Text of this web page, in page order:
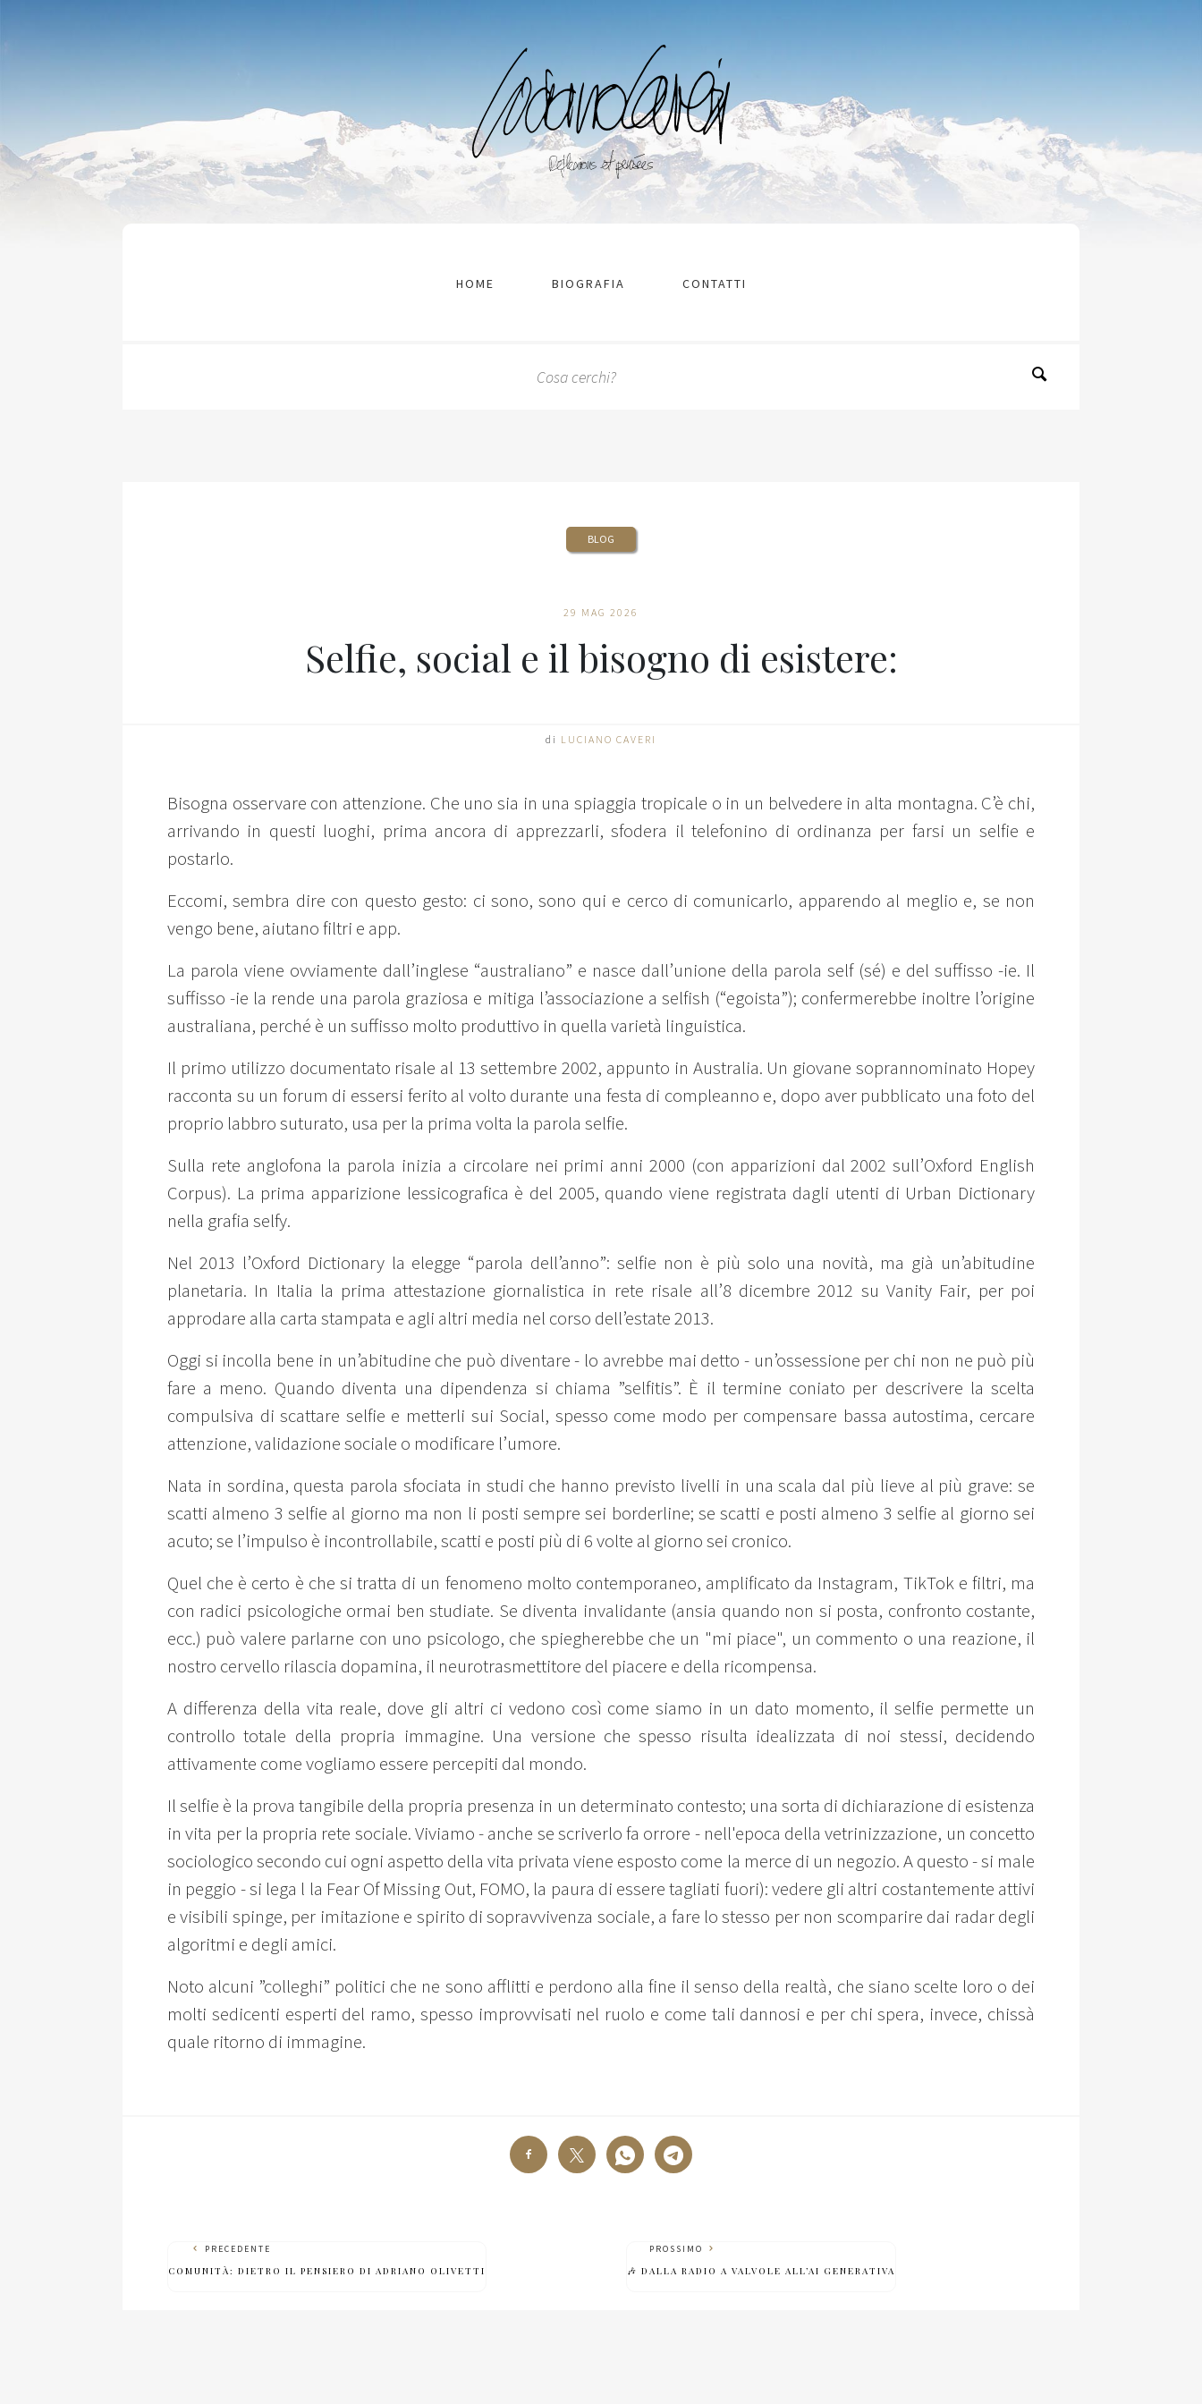
HOME BIOGRAFIA CONTATTI
BLOG
29 MAG 2026
Selfie, social e il bisogno di esistere:
di LUCIANO CAVERI
Bisogna osservare con attenzione. Che uno sia in una spiaggia tropicale o in un belvedere in alta montagna. C’è chi,
arrivando in questi luoghi, prima ancora di apprezzarli, sfodera il telefonino di ordinanza per farsi un selfie e
postarlo.
Eccomi, sembra dire con questo gesto: ci sono, sono qui e cerco di comunicarlo, apparendo al meglio e, se non
vengo bene, aiutano filtri e app.
La parola viene ovviamente dall’inglese “australiano” e nasce dall’unione della parola self (sé) e del suffisso -ie. Il
suffisso -ie la rende una parola graziosa e mitiga l’associazione a selfish (“egoista”); confermerebbe inoltre l’origine
australiana, perché è un suffisso molto produttivo in quella varietà linguistica.
Il primo utilizzo documentato risale al 13 settembre 2002, appunto in Australia. Un giovane soprannominato Hopey
racconta su un forum di essersi ferito al volto durante una festa di compleanno e, dopo aver pubblicato una foto del
proprio labbro suturato, usa per la prima volta la parola selfie.
Sulla rete anglofona la parola inizia a circolare nei primi anni 2000 (con apparizioni dal 2002 sull’Oxford English
Corpus). La prima apparizione lessicografica è del 2005, quando viene registrata dagli utenti di Urban Dictionary
nella grafia selfy.
Nel 2013 l’Oxford Dictionary la elegge “parola dell’anno”: selfie non è più solo una novità, ma già un’abitudine
planetaria. In Italia la prima attestazione giornalistica in rete risale all’8 dicembre 2012 su Vanity Fair, per poi
approdare alla carta stampata e agli altri media nel corso dell’estate 2013.
Oggi si incolla bene in un’abitudine che può diventare - lo avrebbe mai detto - un’ossessione per chi non ne può più
fare a meno. Quando diventa una dipendenza si chiama ”selfitis”. È il termine coniato per descrivere la scelta
compulsiva di scattare selfie e metterli sui Social, spesso come modo per compensare bassa autostima, cercare
attenzione, validazione sociale o modificare l’umore.
Nata in sordina, questa parola sfociata in studi che hanno previsto livelli in una scala dal più lieve al più grave: se
scatti almeno 3 selfie al giorno ma non li posti sempre sei borderline; se scatti e posti almeno 3 selfie al giorno sei
acuto; se l’impulso è incontrollabile, scatti e posti più di 6 volte al giorno sei cronico.
Quel che è certo è che si tratta di un fenomeno molto contemporaneo, amplificato da Instagram, TikTok e filtri, ma
con radici psicologiche ormai ben studiate. Se diventa invalidante (ansia quando non si posta, confronto costante,
ecc.) può valere parlarne con uno psicologo, che spiegherebbe che un "mi piace", un commento o una reazione, il
nostro cervello rilascia dopamina, il neurotrasmettitore del piacere e della ricompensa.
A differenza della vita reale, dove gli altri ci vedono così come siamo in un dato momento, il selfie permette un
controllo totale della propria immagine. Una versione che spesso risulta idealizzata di noi stessi, decidendo
attivamente come vogliamo essere percepiti dal mondo.
Il selfie è la prova tangibile della propria presenza in un determinato contesto; una sorta di dichiarazione di esistenza
in vita per la propria rete sociale. Viviamo - anche se scriverlo fa orrore - nell'epoca della vetrinizzazione, un concetto
sociologico secondo cui ogni aspetto della vita privata viene esposto come la merce di un negozio. A questo - si male
in peggio - si lega l la Fear Of Missing Out, FOMO, la paura di essere tagliati fuori): vedere gli altri costantemente attivi
e visibili spinge, per imitazione e spirito di sopravvivenza sociale, a fare lo stesso per non scomparire dai radar degli
algoritmi e degli amici.
Noto alcuni ”colleghi” politici che ne sono afflitti e perdono alla fine il senso della realtà, che siano scelte loro o dei
molti sedicenti esperti del ramo, spesso improvvisati nel ruolo e come tali dannosi e per chi spera, invece, chissà
quale ritorno di immagine.
PRECEDENTE
COMUNITÀ: DIETRO IL PENSIERO DI ADRIANO OLIVETTI
PROSSIMO
🎶 DALLA RADIO A VALVOLE ALL’AI GENERATIVA